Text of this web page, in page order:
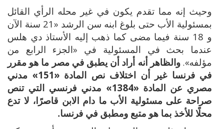
وحيث إنه مما تقدم يكون في غير محله الرأي القائل
بمسئولية الأب حتى بلوغ ابنه سن الرشد «21 سنة الآن
و 18 سنة فيما مضى كما ذهب إليه الأستاذ دي هلس
عندما بحث في المسئولية في «الجزء الرابع من
مؤلفه».والظاهر أنه أراد أن يطبق في مصر ما هو مقرر
في فرنسا غير أن اختلاف نص المادة «151» مدني
مصري عن المادة «1384» مدني فرنسي التي تنص
صراحة على مسئولية الأب ما دام الابن قاصرًا، لا تدع
محلًا للأخذ بما هو متبع ومطبق في فرنسا.